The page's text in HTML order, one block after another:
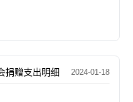
捐赠支出明细 2024-01-18